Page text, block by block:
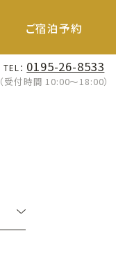
ご宿泊予約
TEL： 0195-26-8533
（受付時間 10:00〜18:00）